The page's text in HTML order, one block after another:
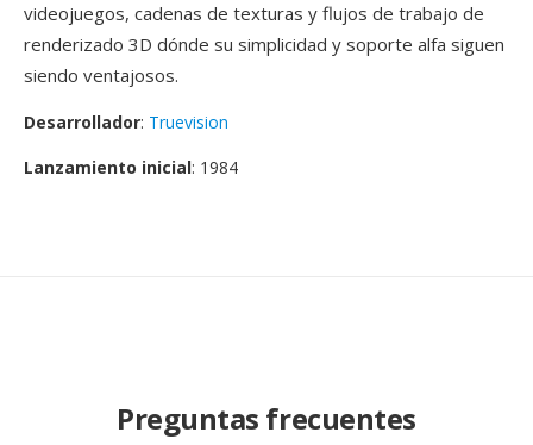
videojuegos, cadenas de texturas y flujos de trabajo de
renderizado 3D dónde su simplicidad y soporte alfa siguen
siendo ventajosos.
Desarrollador: Truevision
Lanzamiento inicial: 1984
Preguntas frecuentes